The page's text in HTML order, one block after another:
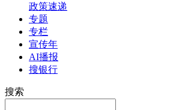
政策速递
专题
专栏
宣传年
AI播报
搜银行
搜索